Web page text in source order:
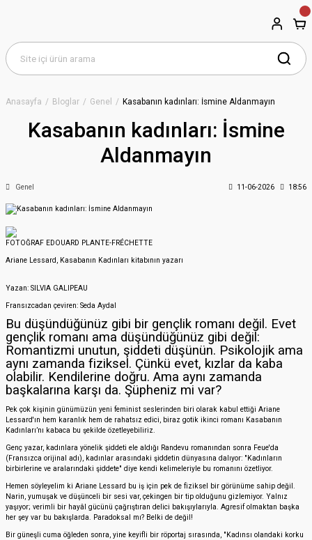
Anasayfa Bloglar Genel Kasabanın kadınları: İsmine Aldanmayın
Kasabanın kadınları: İsmine
Aldanmayın
Genel 11-06-2026 18:56
FOTOĞRAF EDOUARD PLANTE-FRÉCHETTE
Ariane Lessard, Kasabanın Kadınları kitabının yazarı
Yazan: SILVIA GALIPEAU
Fransızcadan çeviren: Seda Aydal
Bu düşündüğünüz gibi bir gençlik romanı değil. Evet
gençlik romanı ama düşündüğünüz gibi değil:
Romantizmi unutun, şiddeti düşünün. Psikolojik ama
aynı zamanda fiziksel. Çünkü evet, kızlar da kaba
olabilir. Kendilerine doğru. Ama aynı zamanda
başkalarına karşı da. Şüpheniz mi var?
Pek çok kişinin günümüzün yeni feminist seslerinden biri olarak kabul ettiği Ariane
Lessard'ın hem karanlık hem de rahatsız edici, biraz gotik ikinci romanı Kasabanın
Kadınları’nı kabaca bu şekilde özetleyebiliriz.
Genç yazar, kadınlara yönelik şiddeti ele aldığı Randevu romanından sonra Feue'da
(Fransızca orijinal adı), kadınlar arasındaki şiddetin dünyasına dalıyor: "Kadınların
birbirlerine ve aralarındaki şiddete" diye kendi kelimeleriyle bu romanını özetliyor.
Hemen söyleyelim ki Ariane Lessard bu iş için pek de fiziksel bir görünüme sahip değil.
Narin, yumuşak ve düşünceli bir sesi var, çekingen bir tip olduğunu gizlemiyor. Yalnız
yaşıyor; verimli bir hayâl gücünü çağrıştıran delici bakışıylarıyla. Agresif olmaktan başka
her şey var bu bakışlarda. Paradoksal mı? Belki de değil!
Bir güneşli cuma öğleden sonra, yine keyifli bir röportaj sırasında, "Kadınsı olandaki korku